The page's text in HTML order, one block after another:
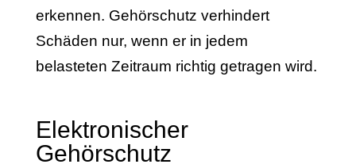
erkennen. Gehörschutz verhindert
Schäden nur, wenn er in jedem
belasteten Zeitraum richtig getragen wird.
Elektronischer
Gehörschutz